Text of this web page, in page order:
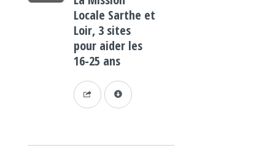
Locale Sarthe et
Loir, 3 sites
pour aider les
16-25 ans